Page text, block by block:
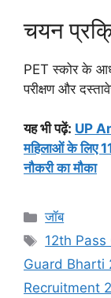
चयन
PET स्कोर के
परीक्षण और
यह भी पढ़ें: UP
महिलाओं के लिए
नौकरी का मौका
Categories
जॉब
Tags
12th
Guard Bharti
Recruitment